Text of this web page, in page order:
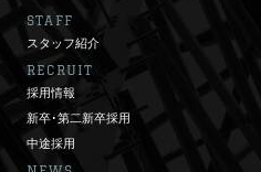
STAFF
スタッフ紹介
RECRUIT
採用情報
新卒･第二新卒採用
中途採用